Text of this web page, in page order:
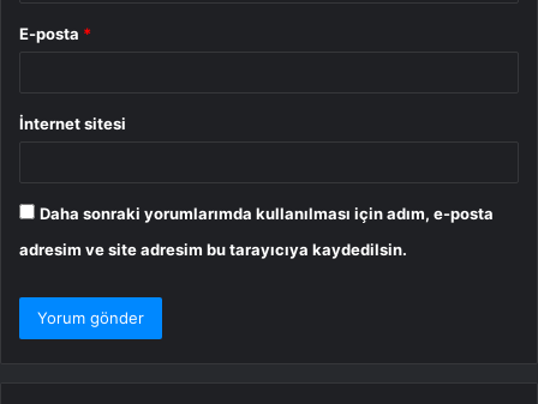
E-posta *
İnternet sitesi
Daha sonraki yorumlarımda kullanılması için adım, e-posta
adresim ve site adresim bu tarayıcıya kaydedilsin.